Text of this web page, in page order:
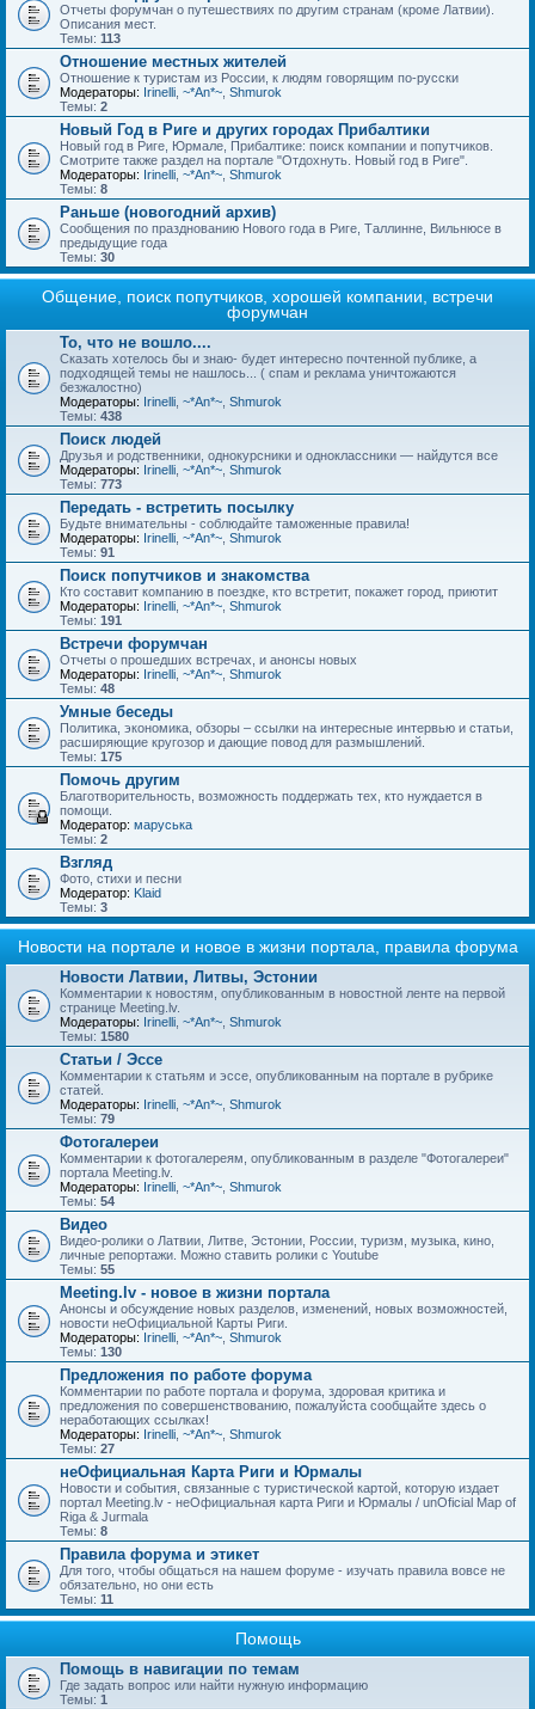
Отчеты форумчан о путешествиях по другим странам (кроме Латвии).
Описания мест.
Темы: 113
Отношение местных жителей
Отношение к туристам из России, к людям говорящим по-русски
Модераторы: Irinelli ~*An*~ Shmurok
Темы: 2
Новый Год в Риге и других городах Прибалтики
Новый год в Риге, Юрмале, Прибалтике: поиск компании и попутчиков.
Смотрите также раздел на портале "Отдохнуть. Новый год в Риге".
Модераторы: Irinelli ~*An*~ Shmurok
Темы: 8
Раньше (новогодний архив)
Сообщения по празднованию Нового года в Риге, Таллинне, Вильнюсе в
предыдущие года
Темы: 30
Общение, поиск попутчиков, хорошей компании, встречи
форумчан
То, что не вошло....
Сказать хотелось бы и знаю- будет интересно почтенной публике, а
подходящей темы не нашлось... ( спам и реклама уничтожаются
безжалостно)
Модераторы: Irinelli ~*An*~ Shmurok
Темы: 438
Поиск людей
Друзья и родственники, однокурсники и одноклассники — найдутся все
Модераторы: Irinelli ~*An*~ Shmurok
Темы: 773
Передать - встретить посылку
Будьте внимательны - соблюдайте таможенные правила!
Модераторы: Irinelli ~*An*~ Shmurok
Темы: 91
Поиск попутчиков и знакомства
Кто составит компанию в поездке, кто встретит, покажет город, приютит
Модераторы: Irinelli ~*An*~ Shmurok
Темы: 191
Встречи форумчан
Отчеты о прошедших встречах, и анонсы новых
Модераторы: Irinelli ~*An*~ Shmurok
Темы: 48
Умные беседы
Политика, экономика, обзоры – ссылки на интересные интервью и статьи,
расширяющие кругозор и дающие повод для размышлений.
Темы: 175
Помочь другим
Благотворительность, возможность поддержать тех, кто нуждается в
помощи.
Модератор: маруська
Темы: 2
Взгляд
Фото, стихи и песни
Модератор: Klaid
Темы: 3
Новости на портале и новое в жизни портала, правила форума
Новости Латвии, Литвы, Эстонии
Комментарии к новостям, опубликованным в новостной ленте на первой
странице Meeting.lv.
Модераторы: Irinelli ~*An*~ Shmurok
Темы: 1580
Статьи / Эссе
Комментарии к статьям и эссе, опубликованным на портале в рубрике
статей.
Модераторы: Irinelli ~*An*~ Shmurok
Темы: 79
Фотогалереи
Комментарии к фотогалереям, опубликованным в разделе "Фотогалереи"
портала Meeting.lv.
Модераторы: Irinelli ~*An*~ Shmurok
Темы: 54
Видео
Видео-ролики о Латвии, Литве, Эстонии, России, туризм, музыка, кино,
личные репортажи. Можно ставить ролики с Youtube
Темы: 55
Meeting.lv - новое в жизни портала
Анонсы и обсуждение новых разделов, изменений, новых возможностей,
новости неОфициальной Карты Риги.
Модераторы: Irinelli ~*An*~ Shmurok
Темы: 130
Предложения по работе форума
Комментарии по работе портала и форума, здоровая критика и
предложения по совершенствованию, пожалуйста сообщайте здесь о
неработающих ссылках!
Модераторы: Irinelli ~*An*~ Shmurok
Темы: 27
неОфициальная Карта Риги и Юрмалы
Новости и события, связанные с туристической картой, которую издает
портал Meeting.lv - неОфициальная карта Риги и Юрмалы / unOficial Map of
Riga & Jurmala
Темы: 8
Правила форума и этикет
Для того, чтобы общаться на нашем форуме - изучать правила вовсе не
обязательно, но они есть
Темы: 11
Помощь
Помощь в навигации по темам
Где задать вопрос или найти нужную информацию
Темы: 1